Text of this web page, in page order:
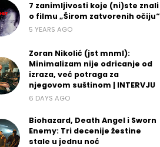
7 zanimljivosti koje (ni)ste znali
o filmu „Širom zatvorenih očiju“
5 YEARS AGO
Zoran Nikolić (jst mnml):
Minimalizam nije odricanje od
izraza, već potraga za
njegovom suštinom | INTERVJU
6 DAYS AGO
Biohazard, Death Angel i Sworn
Enemy: Tri decenije žestine
stale u jednu noć